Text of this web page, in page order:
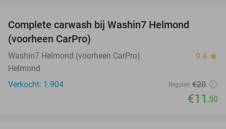
Complete carwash bij Washin7 Helmond
(voorheen CarPro)
Washin7 Helmond (voorheen CarPro) 9.4 star
Helmond
Verkocht: 1.904
Regulier €20
€11 ,50